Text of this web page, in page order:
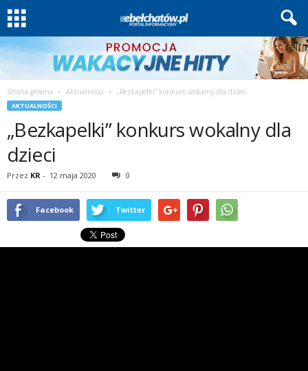
Strona główna Aktualności „Bezkapelki” konkurs wokalny dla dzieci
AKTUALNOŚCI
„Bezkapelki” konkurs wokalny dla
dzieci
Przez KR - 12 maja 2020 0
Facebook Twitter